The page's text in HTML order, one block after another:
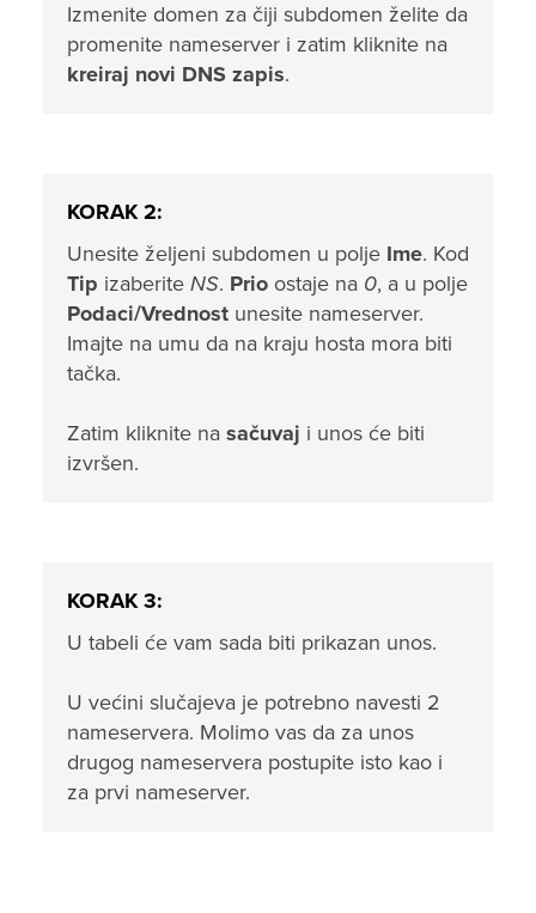
Izmenite domen za čiji subdomen želite da
promenite nameserver i zatim kliknite na
kreiraj novi DNS zapis.
KORAK 2:
Unesite željeni subdomen u polje Ime. Kod
Tip izaberite NS. Prio ostaje na 0, a u polje
Podaci/Vrednost unesite nameserver.
Imajte na umu da na kraju hosta mora biti
tačka.
Zatim kliknite na sačuvaj i unos će biti
izvršen.
KORAK 3:
U tabeli će vam sada biti prikazan unos.
U većini slučajeva je potrebno navesti 2
nameservera. Molimo vas da za unos
drugog nameservera postupite isto kao i
za prvi nameserver.